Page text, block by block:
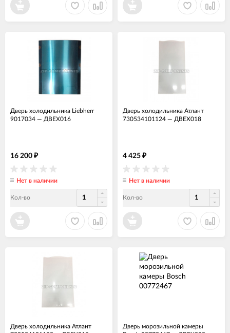
Дверь холодильника Liebherr
9017034 — ДВЕХ016
16 200 ₽
Нет в наличии
Кол-во
Дверь холодильника Атлант
730534101124 — ДВЕХ018
4 425 ₽
Нет в наличии
Кол-во
Дверь холодильника Атлант
Дверь морозильной камеры